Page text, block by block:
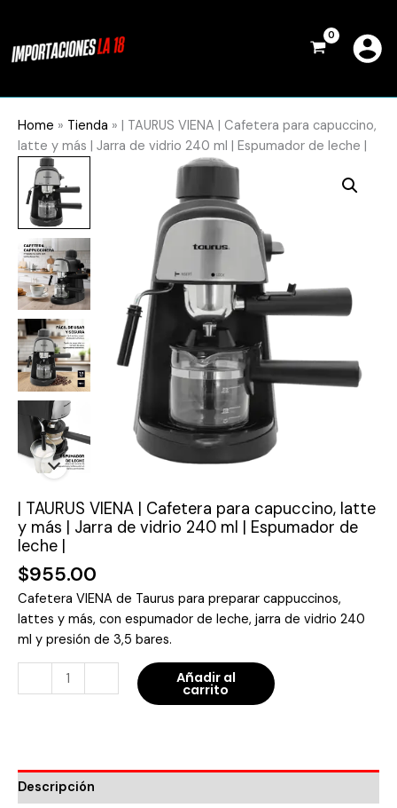
contenido
Home » Tienda »
| TAURUS VIENA | Cafetera para capuccino,
latte y más | Jarra de vidrio 240 ml | Espumador de leche |
| TAURUS VIENA | Cafetera para capuccino, latte
y más | Jarra de vidrio 240 ml | Espumador de
leche |
$955.00
Cafetera VIENA de Taurus para preparar cappuccinos,
lattes y más, con espumador de leche, jarra de vidrio 240
ml y presión de 3,5 bares.
TAURUS
VIENA
|
Cafetera
para
capuccino,
latte
y
más
|
Jarra
vidrio
240
Espumador
de
leche
|
cantidad
Añadir al
carrito
Descripción